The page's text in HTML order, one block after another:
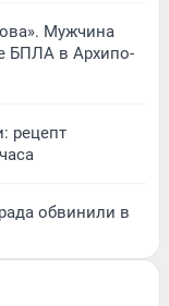
Мужчина
БПЛА в Архипо-
рецепт
обвинили в